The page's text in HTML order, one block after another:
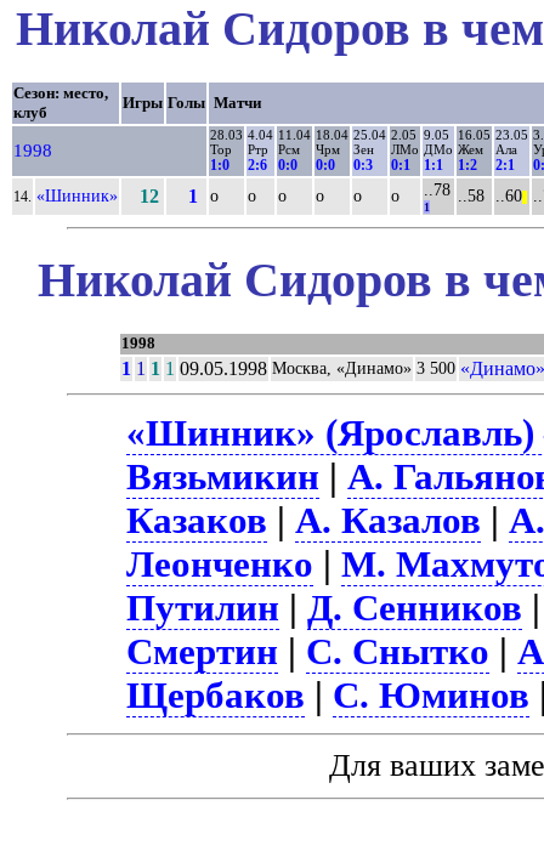
Николай Сидоров в
Сезон: место,
клуб
Игры Голы Матчи
1998
28.03
Тор
1:0
4.04
Ртр
2:6
11.04
Рсм
0:0
18.04
Чрм
0:0
25.04
Зен
0:3
2.05
ЛМо
0:1
9.05
ДМо
1:1
16.05
Жем
1:2
23.05
Ала
2:1
14. «Шинник» 12 1 о о о о о о ..78
1
..58 ..60
Николай Сидоров в
1998
1 1 1 1 09.05.1998 Москва, «Динамо» 3 500
«Шинник» (Ярославль)
Вязьмикин |А.
Казаков |А. Казалов |
Леонченко |М.
Путилин |Д. Сенников
Смертин | С. Снытко |
Щербаков | С. Юминов
Для ваших